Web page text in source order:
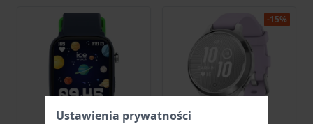
-15%
Ustawienia prywatności